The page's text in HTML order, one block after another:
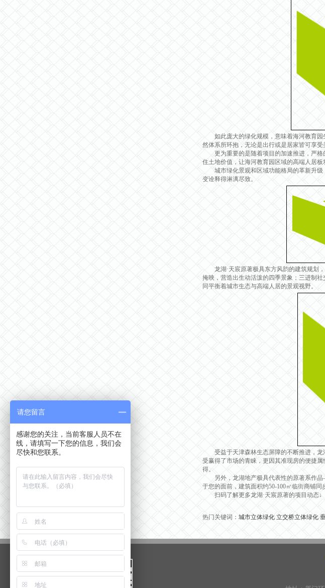
如此庞大的绿化规模，意味着海河教育园
然体系所环抱，无论是出行或是居家皆可享受
更为重要的是随着项目的加速推进，严格
住土地价值，让海河教育园区域的高端人居板
城市绿化景观和区域功能格局的革新升级
变诠释得淋漓尽致。
龙湖·天宸原著极具东方风韵的建筑规划，
掩映，营造出生动活泼的四季景象；三进制
同平衡着城市生态与高端人居的景观视野。
受益于天津森林生态屏障的不断推进，龙
受赢得了市场的青睐，更因其准现房的便捷
得。
另外，龙湖地产极具代表性的原著系作品
于您的面前，建筑面积约50-100㎡临街商铺同
扫码了解更多龙湖·天宸原著的项目动态↓
热门关键词： 城市立体绿化 立交桥立体绿化
请您留言
感谢您的关注，当前客服人员不在
线，请填写一下您的信息，我们会
尽快和您联系。